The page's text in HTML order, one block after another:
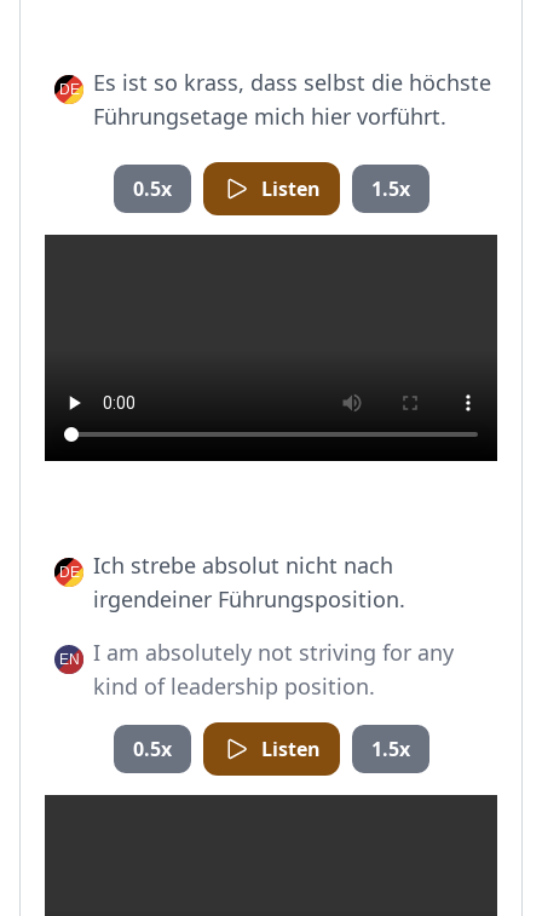
Es ist so krass, dass selbst die höchste
Führungsetage mich hier vorführt.
0.5x Listen 1.5x
Ich strebe absolut nicht nach
irgendeiner Führungsposition.
I am absolutely not striving for any
kind of leadership position.
0.5x Listen 1.5x